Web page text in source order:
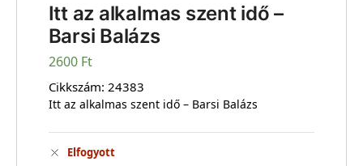
Itt az alkalmas szent idő –
Barsi Balázs
2600 Ft
Cikkszám: 24383
Itt az alkalmas szent idő – Barsi Balázs
Elfogyott